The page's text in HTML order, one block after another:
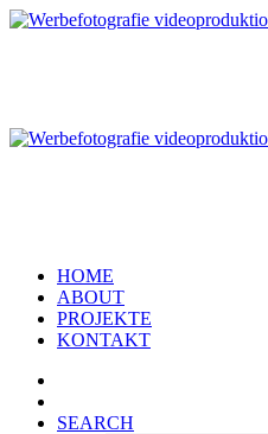
HOME
ABOUT
PROJEKTE
KONTAKT
SEARCH